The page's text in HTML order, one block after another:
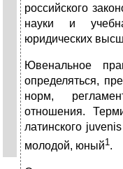
российского
науки и
юридических
Ювенальное
определяться,
норм,
отношения.
латинского
молодой, юный1.